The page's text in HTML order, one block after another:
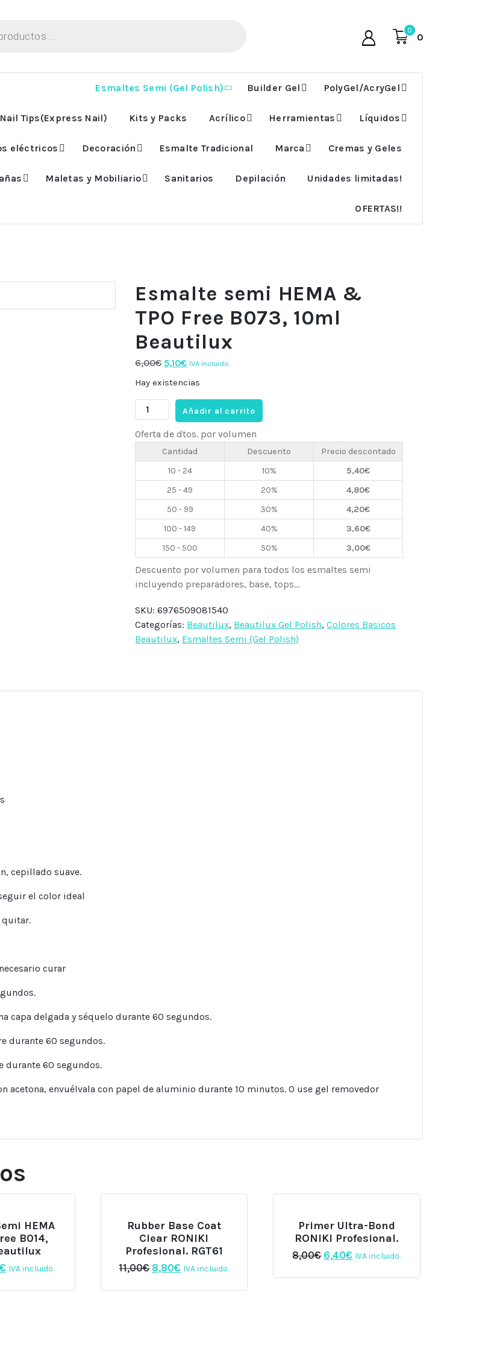
0
0
Esmaltes Semi (Gel Polish) Builder Gel PolyGel/AcryGel
Tips(Express Nail) Kits y Packs Acrílico Herramientas Líquidos
eléctricos Decoración Esmalte Tradicional Marca Cremas y Geles
Maletas y Mobiliario Sanitarios Depilación Unidades limitadas!
OFERTAS!!
Esmalte semi HEMA &
TPO Free B073, 10ml
Beautilux
6,00€ El
precio
era:
6,00€.
5,10€El
precio
es:
5,10€.
IVA incluido.
Hay existencias
Esmalte
semi
HEMA
TPO
Free
Beautilux
cantidad
Añadir al carrito
Oferta de dtos. por volumen
Cantidad Descuento
Precio descontado
10 - 24
10% 5,40€
25 - 49
20% 4,80€
50 - 99
30% 4,20€
100 - 149
40% 3,60€
150 - 500
50% 3,00€
Descuento por volumen para todos los esmaltes semi
incluyendo preparadores, base, tops...
SKU:6976509081540
Categorías: Beautilux, Beautilux Gel Polish,Colores Basicos
Beautilux, Esmaltes Semi (Gel Polish)
cepillado suave.
el color ideal
quitar.
curar
capa delgada y séquelo durante 60 segundos.
durante 60 segundos.
durante 60 segundos.
acetona, envuélvala con papel de aluminio durante 10 minutos. O use gel removedor
HEMA
B014,
€ El
actual
IVA incluido.
Rubber Base Coat
Clear RONIKI
Profesional. RGT61
11,00€ El
original
8,80€ El
actual
IVA incluido.
Primer Ultra-Bond
RONIKI Profesional.
8,00€ El
original
6,40€ El
actual
IVA incluido.